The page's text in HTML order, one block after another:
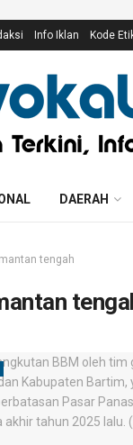
Info Iklan Kode
DAERAH
tengah